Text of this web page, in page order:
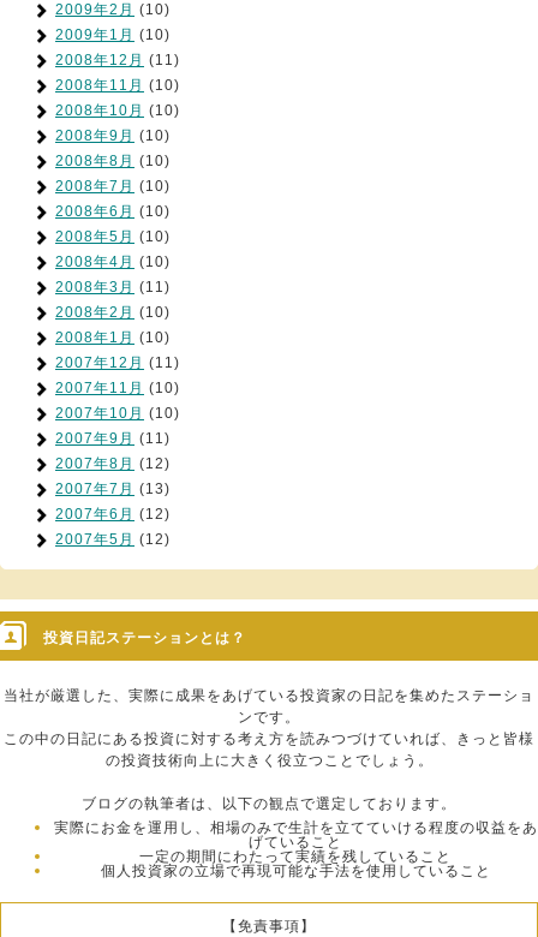
2009年2月 (10)
2009年1月 (10)
2008年12月 (11)
2008年11月 (10)
2008年10月 (10)
2008年9月 (10)
2008年8月 (10)
2008年7月 (10)
2008年6月 (10)
2008年5月 (10)
2008年4月 (10)
2008年3月 (11)
2008年2月 (10)
2008年1月 (10)
2007年12月 (11)
2007年11月 (10)
2007年10月 (10)
2007年9月 (11)
2007年8月 (12)
2007年7月 (13)
2007年6月 (12)
2007年5月 (12)
投資日記ステーションとは？
当社が厳選した、実際に成果をあげている投資家の日記を集めたステーショ
ンです。
この中の日記にある投資に対する考え方を読みつづけていれば、きっと皆様
の投資技術向上に大きく役立つことでしょう。
ブログの執筆者は、以下の観点で選定しております。
実際にお金を運用し、相場のみで生計を立てていける程度の収益をあ
げていること
一定の期間にわたって実績を残していること
個人投資家の立場で再現可能な手法を使用していること
【免責事項】